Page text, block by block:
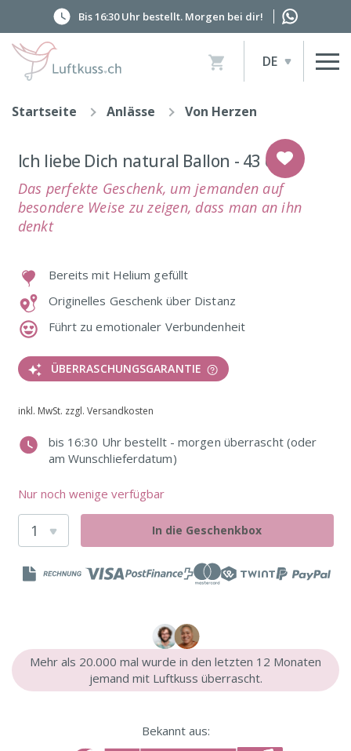
Bis 16:30 Uhr bestellt. Morgen bei dir!
Artikel
Warenkorb
DE
Startseite Anlässe Von Herzen
Ich liebe Dich natural Ballon - 43 cm
Das perfekte Geschenk, um jemanden auf
besondere Weise zu zeigen, dass man an ihn
denkt
Bereits mit Helium gefüllt
Originelles Geschenk über Distanz
Führt zu emotionaler Verbundenheit
ÜBERRASCHUNGSGARANTIE
inkl. MwSt. zzgl. Versandkosten
bis 16:30 Uhr bestellt - morgen überrascht (oder
am Wunschlieferdatum)
Nur noch wenige verfügbar
In die Geschenkbox
Mehr als 20.000 mal wurde in den letzten 12 Monaten
jemand mit Luftkuss überrascht.
Bekannt aus: